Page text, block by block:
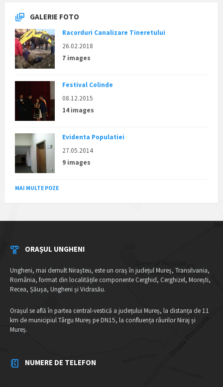
GALERIE FOTO
Racorduri Canalizare Tineretului
26.02.2018
7 images
Festival Colinde
08.12.2015
14 images
Evidenta Populatiei
27.05.2014
9 images
MAI MULTE POZE
ORAȘUL UNGHENI
Ungheni, mai demult Nirașteu, este un oraș în județul Mureș, Transilvania,
România, format din localitățile componente Cerghid, Cerghizel, Morești,
Recea, Șăușa, Ungheni și Vidrasău.
Orașul se află în partea central-vestică a județului Mureș, la distanța de 11
km de municipiul Târgu Mureș pe DN15, la confluența râurilor Niraj și
Mureș.
NUMERE DE TELEFON